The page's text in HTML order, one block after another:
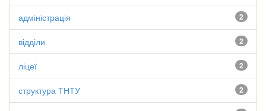
2
адміністрація
2
відділи
2
ліцеї
2
структура ТНТУ